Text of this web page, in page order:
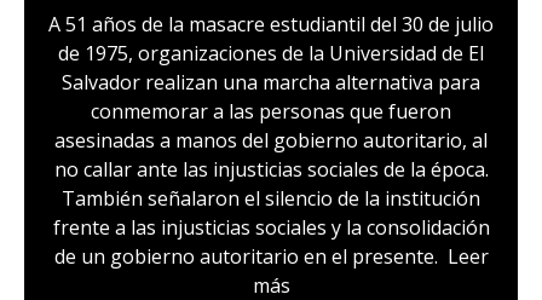
A 51 años de la masacre estudiantil del 30 de julio
de 1975, organizaciones de la Universidad de El
Salvador realizan una marcha alternativa para
conmemorar a las personas que fueron
asesinadas a manos del gobierno autoritario, al
no callar ante las injusticias sociales de la época.
También señalaron el silencio de la institución
frente a las injusticias sociales y la consolidación
de un gobierno autoritario en el presente. Leer
más